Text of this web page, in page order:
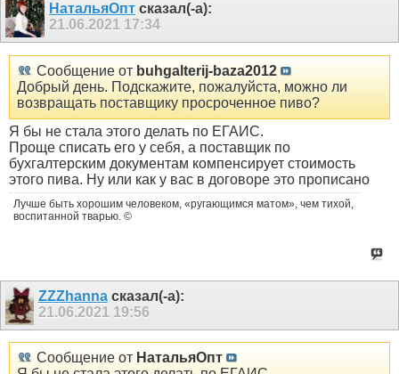
НатальяОпт сказал(-а):
21.06.2021 17:34
Сообщение от buhgalterij-baza2012
Добрый день. Подскажите, пожалуйста, можно ли
возвращать поставщику просроченное пиво?
Я бы не стала этого делать по ЕГАИС.
Проще списать его у себя, а поставщик по
бухгалтерским документам компенсирует стоимость
этого пива. Ну или как у вас в договоре это прописано
Лучше быть хорошим человеком, «ругающимся матом», чем тихой,
воспитанной тварью. ©
ZZZhannaсказал(-а):
21.06.2021 19:56
Сообщение от НатальяОпт